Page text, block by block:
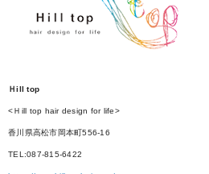
Ｈill top
<Ｈill top hair design for life>
香川県高松市岡本町556-16
TEL:087-815-6422